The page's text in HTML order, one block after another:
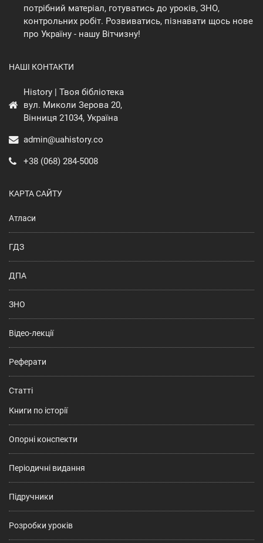
потрібний матеріал, готуватись до уроків, ЗНО,
контрольних робіт. Розвиватись, пізнавати щось нове
про Україну - нашу Вітчизну!
НАШІ КОНТАКТИ
History | Твоя бібліотека
вул. Миколи Зерова 20,
Вінниця 21034, Україна
admin@uahistory.co
+38 (068) 284-5008
КАРТА САЙТУ
Атласи
ГДЗ
ДПА
ЗНО
Відео-лекції
Реферати
Статті
Книги по історії
Опорні конспекти
Періодичні видання
Підручники
Розробки уроків